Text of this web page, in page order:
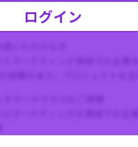
イプラインの構築とマネジメン
ログイン